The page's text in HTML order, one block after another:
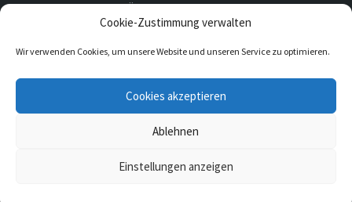
Cookie-Zustimmung verwalten
Wir verwenden Cookies, um unsere Website und unseren Service zu optimieren.
Cookies akzeptieren
Ablehnen
Einstellungen anzeigen
vieles mehr. Einen Überblick findet ihr hier auf
unserer Webseite..